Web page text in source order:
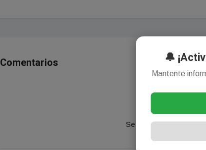
Comentarios
¡Sin
Se el primero en
🔔
Mantente